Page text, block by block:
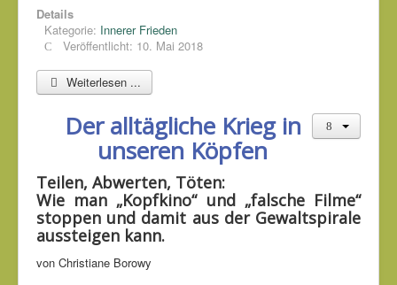
Details
Kategorie: Innerer Frieden
Veröffentlicht: 10. Mai 2018
Weiterlesen ...
Der alltägliche Krieg in
unseren Köpfen
Teilen, Abwerten, Töten:
Wie man „Kopfkino“ und „falsche Filme“
stoppen und damit aus der Gewaltspirale
aussteigen kann.
von Christiane Borowy